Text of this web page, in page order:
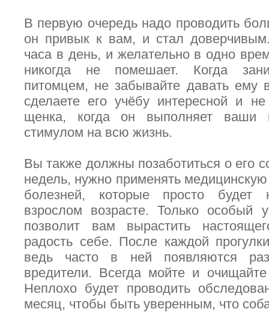
В первую очередь надо проводить
он привык к вам, и стал
часа в день, и желательно в одно
никогда не помешает. Когда
питомцем, не забывайте давать ему
сделаете его учёбу интересной и
щенка, когда он выполняет ваши
стимулом на всю жизнь.
Вы также должны позаботиться о его
недель, нужно применять
болезней, которые просто будет
взрослом возрасте. Только особый
позволит вам вырастить
радость себе. После каждой
ведь часто в ней появляются
вредители. Всегда мойте и
Неплохо будет проводить
месяц, чтобы быть уверенным, что